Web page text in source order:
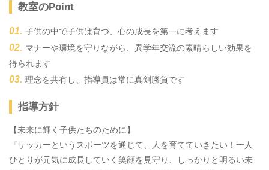
教室のPoint
子供の中で子供は育つ、心の成長を第一に考えます
マナーや環境を守りながら、異学年交流の素晴らしい効果を
得られます
理念を共有し、指導員は常に真剣勝負です
指導方針
【未来に輝く子供たちのために】
『サッカーというスポーツを通じて、人を育てていきたい！一人
ひとりが元気に成長していく笑顔を見守り、しっかりと明るい未